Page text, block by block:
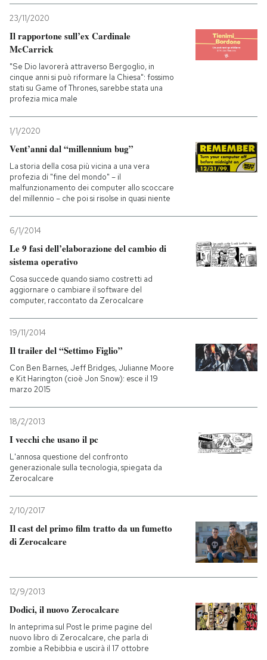
23/11/2020
Il rapportone sull’ex Cardinale
McCarrick
"Se Dio lavorerà attraverso Bergoglio, in
cinque anni si può riformare la Chiesa": fossimo
stati su Game of Thrones, sarebbe stata una
profezia mica male
1/1/2020
Vent’anni dal “millennium bug”
La storia della cosa più vicina a una vera
profezia di "fine del mondo" – il
malfunzionamento dei computer allo scoccare
del millennio – che poi si risolse in quasi niente
6/1/2014
Le 9 fasi dell’elaborazione del cambio di
sistema operativo
Cosa succede quando siamo costretti ad
aggiornare o cambiare il software del
computer, raccontato da Zerocalcare
19/11/2014
Il trailer del “Settimo Figlio”
Con Ben Barnes, Jeff Bridges, Julianne Moore
e Kit Harington (cioè Jon Snow): esce il 19
marzo 2015
18/2/2013
I vecchi che usano il pc
L'annosa questione del confronto
generazionale sulla tecnologia, spiegata da
Zerocalcare
2/10/2017
Il cast del primo film tratto da un fumetto
di Zerocalcare
12/9/2013
Dodici, il nuovo Zerocalcare
In anteprima sul Post le prime pagine del
nuovo libro di Zerocalcare, che parla di
zombie a Rebibbia e uscirà il 17 ottobre